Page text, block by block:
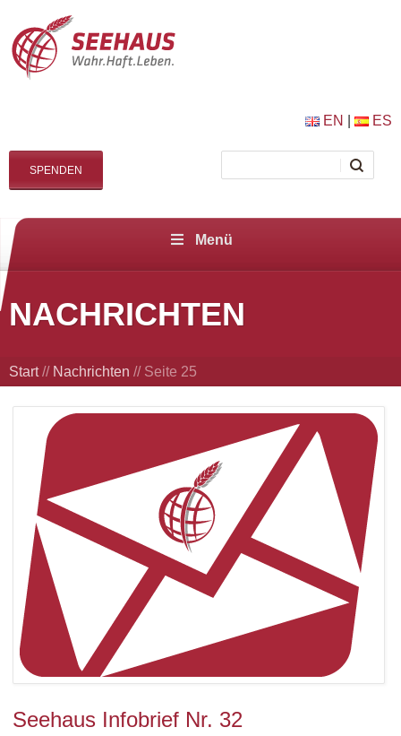
EN ES
SPENDEN
Menü
NACHRICHTEN
Start// Nachrichten // Seite 25
Seehaus Infobrief Nr. 32